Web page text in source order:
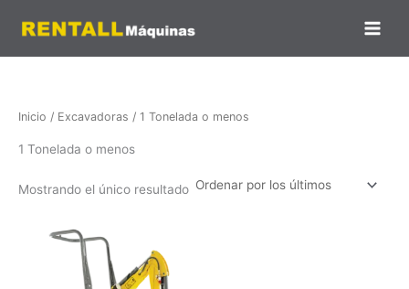
Inicio / Excavadoras / 1 Tonelada o menos
1 Tonelada o menos
Mostrando el único resultado